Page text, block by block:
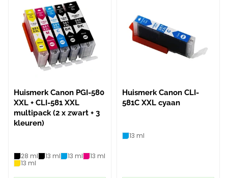
Huismerk Canon PGI-580
XXL + CLI-581 XXL
multipack (2 x zwart + 3
kleuren)
28 ml 13 ml 13 ml
13 ml
13 ml
Huismerk Canon CLI-
581C XXL cyaan
13 ml